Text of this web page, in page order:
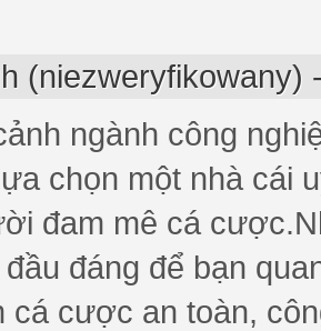
(niezweryfikowany)
ngành công
chọn một nhà cái
đam mê cá
đáng để bạn
cá cược an toàn,